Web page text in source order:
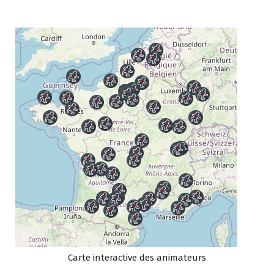
Carte interactive des animateurs